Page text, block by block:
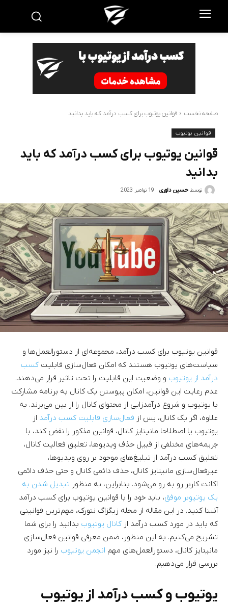
صفحه نخست قوانین یوتیوب برای کسب درآمد که باید بدانید
قوانین یوتیوب
قوانین یوتیوب برای کسب درآمد که باید
بدانید
توسط حسین داوری 19 نوامبر 2023
قوانین یوتیوب برای کسب درآمد، مجموعه‌ای از دستورالعمل‌ها و
سیاست‌های یوتیوب هستند که امکان فعال‌سازی قابلیت کسب
درآمد از یوتیوب و وضعیت این قابلیت را تحت تاثیر قرار می‌دهند.
عدم رعایت این قوانین، امکان پیوستن یک کانال به برنامه مشارکت
با یوتیوب و شروع درآمدزایی از محتوای کانال را از بین می‌برند. به
علاوه، اگر یک کانال، پس از فعال‌سازی قابلیت کسب درآمد از
یوتیوب یا اصطلاحا مانیتایز کانال، قوانین مذکور را نقض کند، با
جریمه‌های مختلفی از قبیل حذف ویدیوها، تعلیق فعالیت کانال،
تعلیق کسب درآمد از تبلیغ‌های موجود بر روی ویدیوها،
غیرفعال‌سازی مانیتایز کانال، حذف دائمی کانال و حتی حذف دائمی
اکانت کاربر رو به رو می‌شود. بنابراین، به منظور تبدیل شدن به
یک یوتیوبر موفق، باید خود را با قوانین یوتیوب برای کسب درآمد
آشنا کنید. در این مقاله از مجله زیگزاگ نتورک، مهم‌ترین قوانینی
که باید در مورد کسب درآمد از کانال یوتیوب بدانید را برای شما
تشریح می‌کنیم. به این منظور، ضمن معرفی قوانین فعال‌سازی
مانیتایز کانال، دستورالعمل‌های مهم انجمن یوتیوب را نیز مورد
بررسی قرار می‌دهیم.
یوتیوب و کسب درآمد از یوتیوب